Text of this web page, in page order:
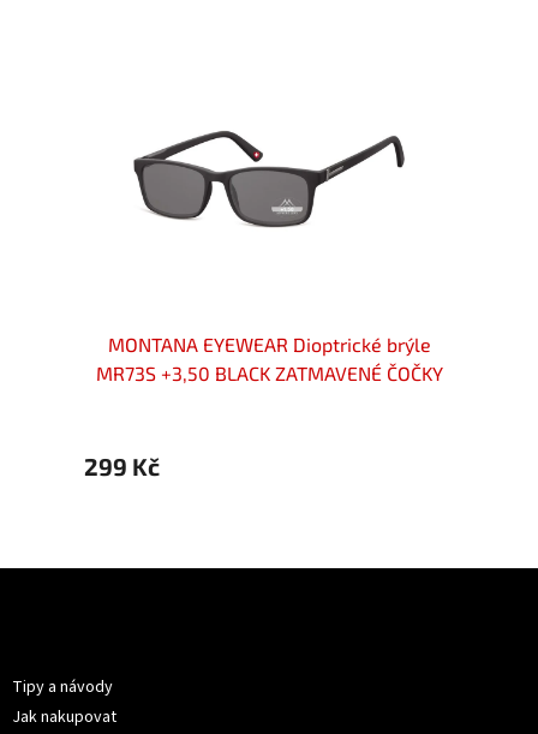
MONTANA EYEWEAR Dioptrické brýle
MR73S +3,50 BLACK ZATMAVENÉ ČOČKY
299 Kč
Tipy a návody
Jak nakupovat